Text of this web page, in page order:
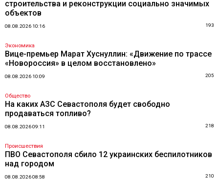
строительства и реконструкции социально значимых
объектов
08.08.2026 10:16 193
Экономика
Вице-премьер Марат Хуснуллин: «Движение по трассе
«Новороссия» в целом восстановлено»
08.08.2026 10:09 205
Общество
На каких АЗС Севастополя будет свободно
продаваться топливо?
08.08.2026 09:11 218
Происшествия
ПВО Севастополя сбило 12 украинских беспилотников
над городом
08.08.2026 08:58 210